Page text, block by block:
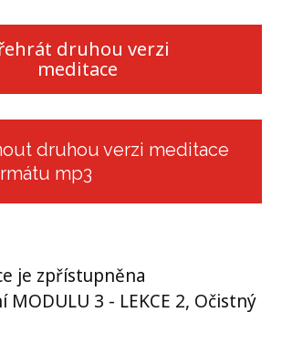
druhou verzi
meditace
druhou verzi meditace
mp3
je zpřístupněna
3 - LEKCE 2, Očistný